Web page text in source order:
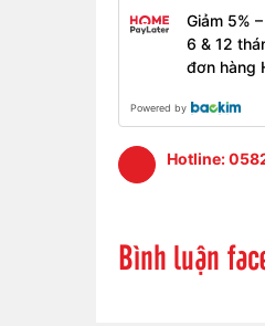
Giảm 5%
6 & 12
đơn hàng
Powered by
Hotline:
Bình luận